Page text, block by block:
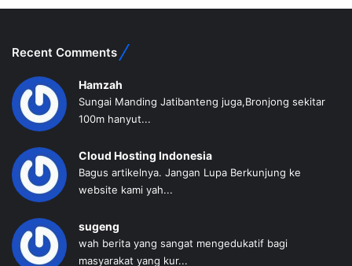
Recent Comments
Hamzah
Sungai Manding Jatibanteng juga,Bronjong sekitar
100m hanyut...
Cloud Hosting Indonesia
Bagus artikelnya. Jangan Lupa Berkunjung ke
website kami yah...
sugeng
wah berita yang sangat mengedukatif bagi
masyarakat yang kur...